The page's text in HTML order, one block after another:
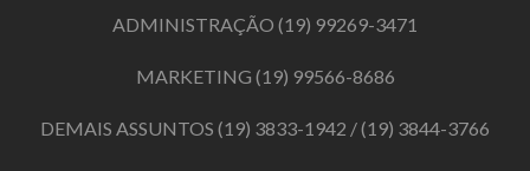
ADMINISTRAÇÃO (19) 99269-3471
MARKETING (19) 99566-8686
DEMAIS ASSUNTOS (19) 3833-1942 /(19) 3844-3766